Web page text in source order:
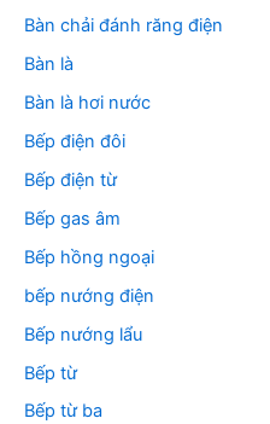
Bàn chải đánh răng điện
Bàn là
Bàn là hơi nước
Bếp điện đôi
Bếp điện từ
Bếp gas âm
Bếp hồng ngoại
bếp nướng điện
Bếp nướng lẩu
Bếp từ
Bếp từ ba